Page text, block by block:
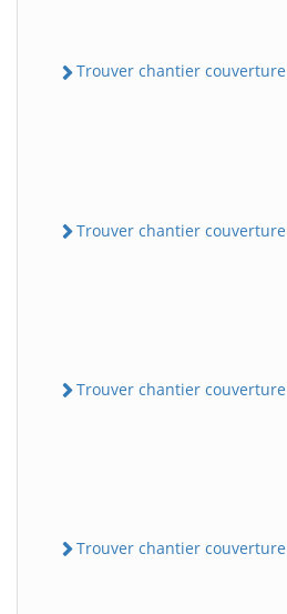
Trouver chantier couverture
Trouver chantier couverture
Trouver chantier couverture
Trouver chantier couverture